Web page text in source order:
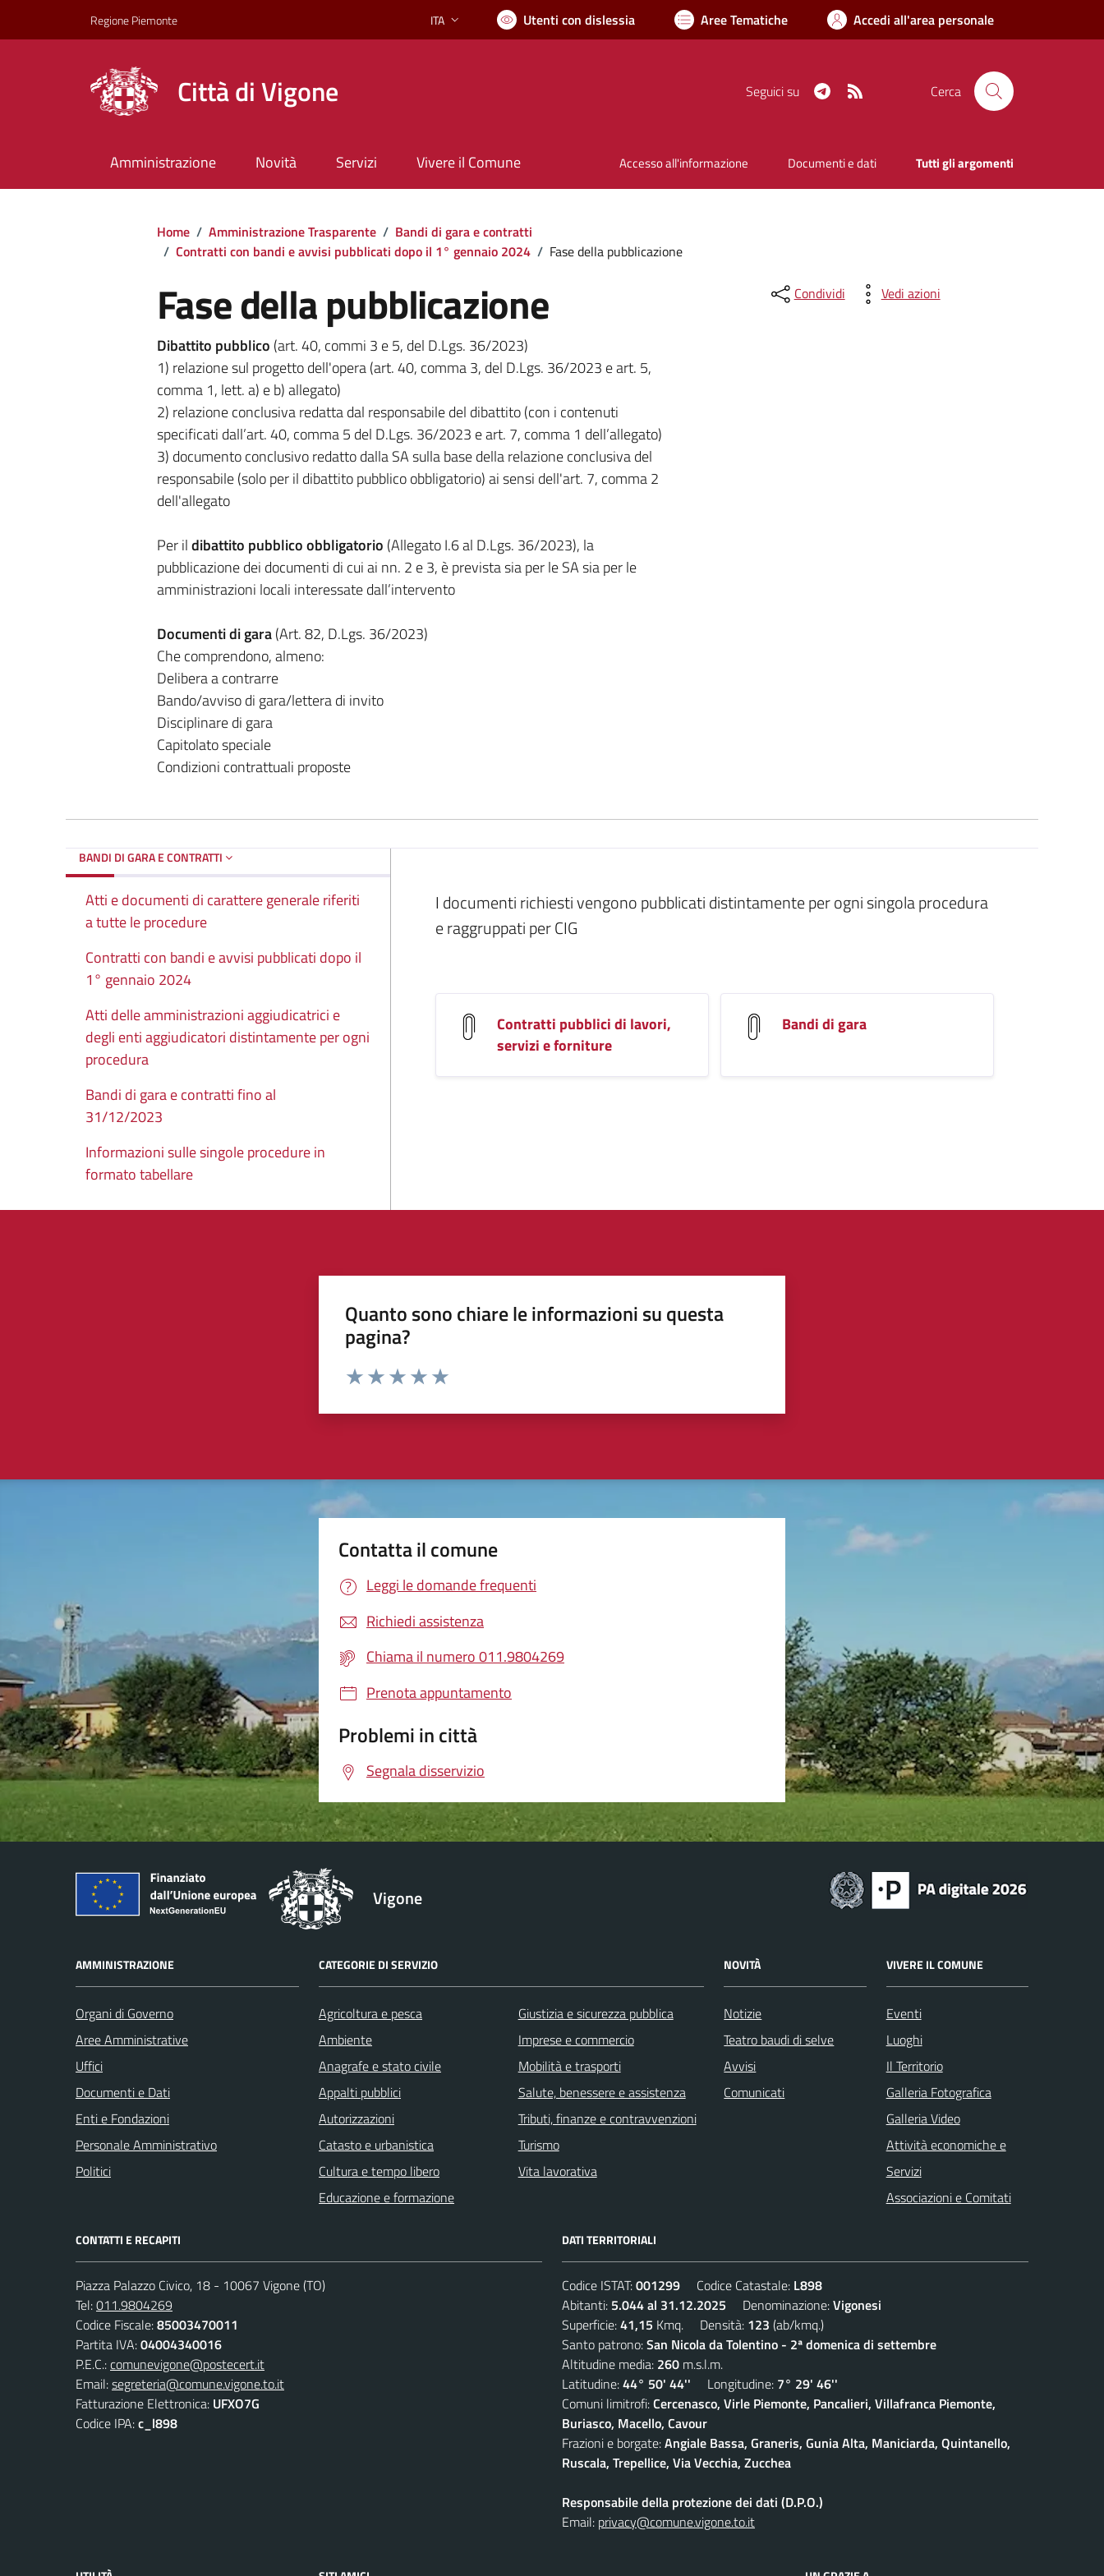
Regione Piemonte Lingua attiva:
ITA Utenti con dislessia Aree Tematiche Accedi all'area personale
Città di Vigone Seguici su Telegram Cerca
Amministrazione Novità Servizi Vivere il Comune Accesso all'informazione Documenti e dati Tutti gli argomenti
Home / Amministrazione Trasparente / Bandi di gara e contratti
/ Contratti con bandi e avvisi pubblicati dopo il 1° gennaio 2024 / Fase della pubblicazione
Fase della pubblicazione
Dibattito pubblico (art. 40, commi 3 e 5, del D.Lgs. 36/2023)
1) relazione sul progetto dell'opera (art. 40, comma 3, del D.Lgs. 36/2023 e art. 5,
comma 1, lett. a) e b) allegato)
2) relazione conclusiva redatta dal responsabile del dibattito (con i contenuti
specificati dall’art. 40, comma 5 del D.Lgs. 36/2023 e art. 7, comma 1 dell’allegato)
3) documento conclusivo redatto dalla SA sulla base della relazione conclusiva del
responsabile (solo per il dibattito pubblico obbligatorio) ai sensi dell'art. 7, comma 2
dell'allegato
Per ildibattito pubblico obbligatorio (Allegato I.6 al D.Lgs. 36/2023), la
pubblicazione dei documenti di cui ai nn. 2 e 3, è prevista sia per le SA sia per le
amministrazioni locali interessate dall’intervento
Documenti di gara(Art. 82, D.Lgs. 36/2023)
Che comprendono, almeno:
Delibera a contrarre
Bando/avviso di gara/lettera di invito
Disciplinare di gara
Capitolato speciale
Condizioni contrattuali proposte
Condividi Vedi azioni
BANDI DI GARA E CONTRATTI
Atti e documenti di carattere generale riferiti
a tutte le procedure
Contratti con bandi e avvisi pubblicati dopo il
1° gennaio 2024
Atti delle amministrazioni aggiudicatrici e
degli enti aggiudicatori distintamente per ogni
procedura
Bandi di gara e contratti fino al
31/12/2023
Informazioni sulle singole procedure in
formato tabellare
I documenti richiesti vengono pubblicati distintamente per ogni singola procedura
e raggruppati per CIG
Contratti pubblici di lavori,
servizi e forniture
Bandi di gara
Quanto sono chiare le informazioni su questa
pagina?
Valuta da 1 a 5 stelle la pagina
Contatta il comune
Leggi le domande frequenti
Richiedi assistenza
Chiama il numero 011.9804269
Prenota appuntamento
Problemi in città
Segnala disservizio
Vigone
AMMINISTRAZIONE
Organi di Governo
Aree Amministrative
Uffici
Documenti e Dati
Enti e Fondazioni
Personale Amministrativo
Politici
CATEGORIE DI SERVIZIO
Agricoltura e pesca
Ambiente
Anagrafe e stato civile
Appalti pubblici
Autorizzazioni
Catasto e urbanistica
Cultura e tempo libero
Educazione e formazione
Giustizia e sicurezza pubblica
Imprese e commercio
Mobilità e trasporti
Salute, benessere e assistenza
Tributi, finanze e contravvenzioni
Turismo
Vita lavorativa
NOVITÀ
Notizie
Teatro baudi di selve
Avvisi
Comunicati
VIVERE IL COMUNE
Eventi
Luoghi
Il Territorio
Galleria Fotografica
Galleria Video
Attività economiche e
Servizi
Associazioni e Comitati
CONTATTI E RECAPITI
Piazza Palazzo Civico, 18 - 10067 Vigone (TO)
Tel:011.9804269
Codice Fiscale:85003470011
Partita IVA:04004340016
P.E.C.:comunevigone@postecert.it
Email:segreteria@comune.vigone.to.it
Fatturazione Elettronica: UFXO7G
Codice IPA:c_l898
DATI TERRITORIALI
Codice ISTAT:001299 Codice Catastale: L898
Abitanti: 5.044 al 31.12.2025 Denominazione:Vigonesi
Superficie:41,15 Kmq. Densità: 123 (ab/kmq.)
Santo patrono:San Nicola da Tolentino - 2ª domenica di settembre
Altitudine media: 260 m.s.l.m.
Latitudine:44° 50' 44'' Longitudine: 7° 29' 46''
Comuni limitrofi:Cercenasco, Virle Piemonte, Pancalieri, Villafranca Piemonte,
Buriasco, Macello, Cavour
Frazioni e borgate:Angiale Bassa, Graneris, Gunia Alta, Maniciarda, Quintanello,
Ruscala, Trepellice, Via Vecchia, Zucchea
Responsabile della protezione dei dati (D.P.O.)
Email: privacy@comune.vigone.to.it